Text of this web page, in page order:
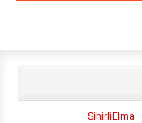
SihirliElma